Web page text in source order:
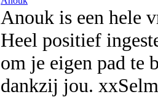
Anouk is een hele
Heel positief
om je eigen pad te
dankzij jou.